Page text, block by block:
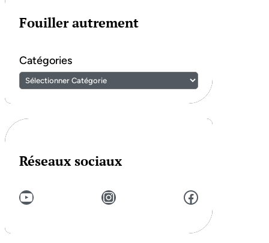
Fouiller autrement
Catégories
Réseaux sociaux
YouTube Instagram Facebook